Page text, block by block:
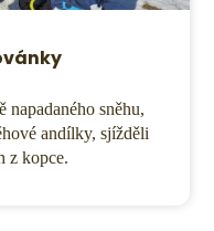
napadaného sněhu,
andílky, sjížděli
z kopce.